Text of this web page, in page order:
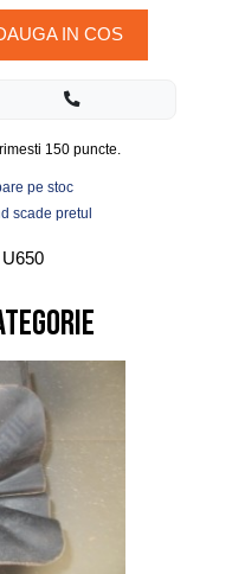
IN COS
150puncte.
pe stoc
scade pretul